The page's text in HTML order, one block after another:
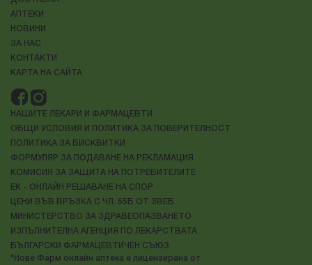
АПТЕКИ
НОВИНИ
ЗА НАС
КОНТАКТИ
КАРТА НА САЙТА
НАШИТЕ ЛЕКАРИ И ФАРМАЦЕВТИ
ОБЩИ УСЛОВИЯ И ПОЛИТИКА ЗА ПОВЕРИТЕЛНОСТ
ПОЛИТИКА ЗА БИСКВИТКИ
ФОРМУЛЯР ЗА ПОДАВАНЕ НА РЕКЛАМАЦИЯ
КОМИСИЯ ЗА ЗАЩИТА НА ПОТРЕБИТЕЛИТЕ
ЕК - ОНЛАЙН РЕШАВАНЕ НА СПОР
ЦЕНИ ВЪВ ВРЪЗКА С ЧЛ. 55Б ОТ ЗВЕБ
МИНИСТЕРСТВО ЗА ЗДРАВЕОПАЗВАНЕТО
ИЗПЪЛНИТЕЛНА АГЕНЦИЯ ПО ЛЕКАРСТВАТА
БЪЛГАРСКИ ФАРМАЦЕВТИЧЕН СЪЮЗ
"Нове Фарм онлайн аптека е лицензирана от